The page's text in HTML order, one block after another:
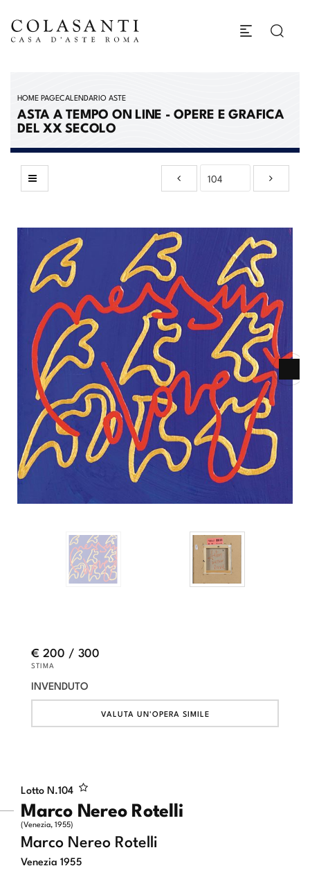
HOME PAGECALENDARIO ASTE
ASTA A TEMPO ON LINE - OPERE E GRAFICA
DEL XX SECOLO
Lotto N.104
Marco Nereo Rotelli
(Venezia, 1955)
Marco Nereo Rotelli
Venezia 1955
€ 200 / 300
STIMA
INVENDUTO
VALUTA UN'OPERA SIMILE